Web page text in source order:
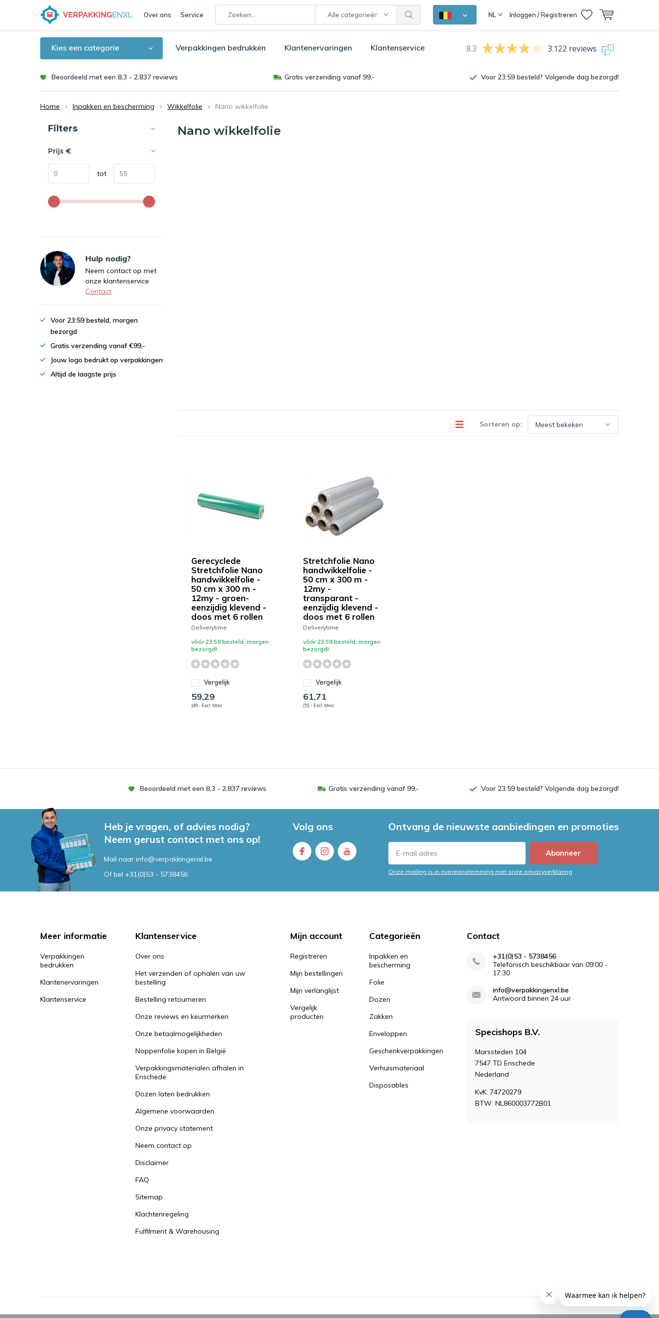
Over ons Service Alle categorieën NL Inloggen / Registreren
Kies een categorie Verpakkingen bedrukken Klantenervaringen Klantenservice 8.3 3.122 reviews
Beoordeeld met een 8,3 - 2.837 reviews Gratis verzending vanaf 99,- Voor 23:59 besteld? Volgende dag bezorgd!
Home Inpakken en bescherming Wikkelfolie Nano wikkelfolie
Nano wikkelfolie
Sorteren op:
Gerecyclede
Stretchfolie Nano
handwikkelfolie -
50 cm x 300 m -
12my - groen-
eenzijdig klevend -
doos met 6 rollen
Deliverytime
vóór 23:59 besteld, morgen
bezorgd!
Vergelijk
59,29
(49,- Excl. btw)
Stretchfolie Nano
handwikkelfolie -
50 cm x 300 m -
12my -
transparant -
eenzijdig klevend -
doos met 6 rollen
Deliverytime
vóór 23:59 besteld, morgen
bezorgd!
Vergelijk
61,71
(51,- Excl. btw)
Sorteren op:
Filters
Prijs €
tot
Hulp nodig?
Neem contact op met
onze klantenservice
Contact
Voor 23:59 besteld, morgen
bezorgd
Gratis verzending vanaf €99,-
Jouw logo bedrukt op verpakkingen
Altijd de laagste prijs
Beoordeeld met een 8,3 - 2.837 reviews Gratis verzending vanaf 99,- Voor 23:59 besteld? Volgende dag bezorgd!
Heb je vragen, of advies nodig?
Neem gerust contact met ons op!
Mail naar info@verpakkingenxl.be
Of bel +31(0)53 - 5738456
Volg ons Ontvang de nieuwste aanbiedingen en promoties
Abonneer
Onze mailing is in overeenstemming met onze privacyverklaring
Meer informatie
Verpakkingen
bedrukken
Klantenervaringen
Klantenservice
Klantenservice
Over ons
Het verzenden of ophalen van uw
bestelling
Bestelling retourneren
Onze reviews en keurmerken
Onze betaalmogelijkheden
Noppenfolie kopen in België
Verpakkingsmaterialen afhalen in
Enschede
Dozen laten bedrukken
Algemene voorwaarden
Onze privacy statement
Neem contact op
Disclaimer
FAQ
Sitemap
Klachtenregeling
Fulfilment & Warehousing
Mijn account
Registreren
Mijn bestellingen
Mijn verlanglijst
Vergelijk
producten
Categorieën
Inpakken en
bescherming
Folie
Dozen
Zakken
Enveloppen
Geschenkverpakkingen
Verhuismateriaal
Disposables
Contact
+31(0)53 - 5738456
Telefonisch beschikbaar van 09:00 -
17:30
info@verpakkingenxl.be
Antwoord binnen 24 uur
Specishops B.V.
Marssteden 104
7547 TD Enschede
Nederland
KvK: 74720279
BTW: NL860003772B01